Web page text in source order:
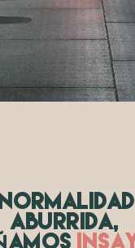
ABURRIDA,
AMOS